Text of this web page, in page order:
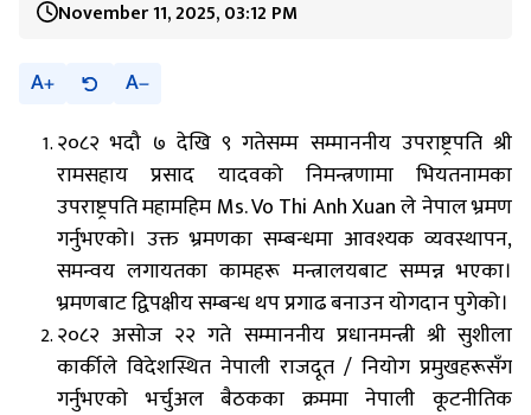
November 11, 2025, 03:12 PM
A
A
२०८२ भदौ ७ देखि ९ गतेसम्म सम्माननीय उपराष्ट्रपति श्री
रामसहाय प्रसाद यादवको निमन्त्रणामा भियतनामका
उपराष्ट्रपति महामहिम Ms. Vo Thi Anh Xuan ले नेपाल भ्रमण
गर्नुभएको। उक्त भ्रमणका सम्बन्धमा आवश्यक व्यवस्थापन,
समन्वय लगायतका कामहरू मन्त्रालयबाट सम्पन्न भएका।
भ्रमणबाट द्विपक्षीय सम्बन्ध थप प्रगाढ बनाउन योगदान पुगेको।
२०८२ असोज २२ गते सम्माननीय प्रधानमन्त्री श्री सुशीला
कार्कीले विदेशस्थित नेपाली राजदूत / नियोग प्रमुखहरूसँग
गर्नुभएको भर्चुअल बैठकका क्रममानेपालीकूटनीतिक